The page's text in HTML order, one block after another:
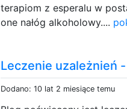
terapiom z esperalu w
one nałóg alkoholowy....
Leczenie uzależnień
Dodano: 10 lat 2 miesiące temu